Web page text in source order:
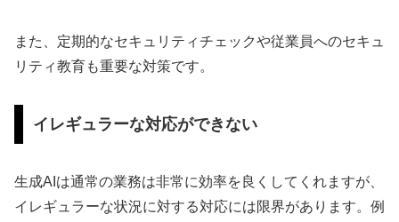
また、定期的なセキュリティチェックや従業員へのセキュ
リティ教育も重要な対策です。
イレギュラーな対応ができない
生成AIは通常の業務は非常に効率を良くしてくれますが、
イレギュラーな状況に対する対応には限界があります。例